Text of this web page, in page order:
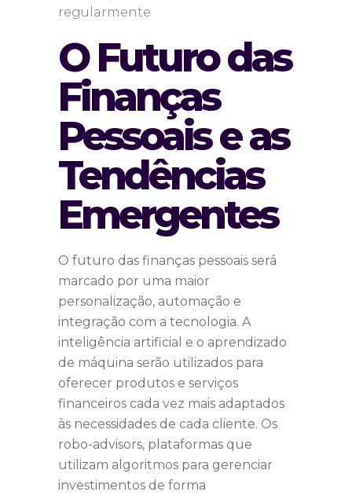
regularmente
O Futuro das
Finanças
Pessoais e as
Tendências
Emergentes
O futuro das finanças pessoais será
marcado por uma maior
personalização, automação e
integração com a tecnologia. A
inteligência artificial e o aprendizado
de máquina serão utilizados para
oferecer produtos e serviços
financeiros cada vez mais adaptados
às necessidades de cada cliente. Os
robo-advisors, plataformas que
utilizam algoritmos para gerenciar
investimentos de forma